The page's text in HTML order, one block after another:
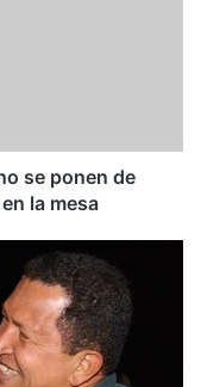
se ponen de
la mesa